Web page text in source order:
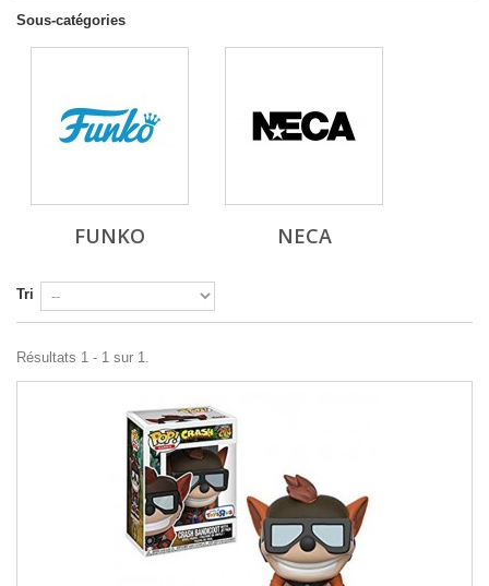
Sous-catégories
FUNKO NECA
Tri
Résultats 1 - 1 sur 1.